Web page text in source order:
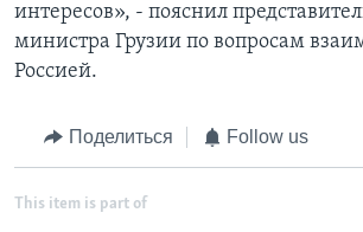
интересов», - пояснил
министра Грузии по вопросам
Россией.
Поделиться Follow us
This item is part of